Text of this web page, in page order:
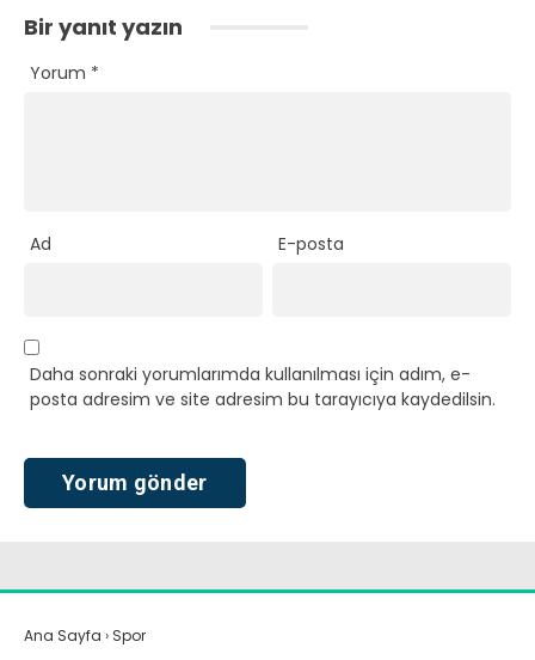
Bir yanıt yazın
Yorum *
Ad E-posta
Daha sonraki yorumlarımda kullanılması için adım, e-
posta adresim ve site adresim bu tarayıcıya kaydedilsin.
Ana Sayfa › Spor